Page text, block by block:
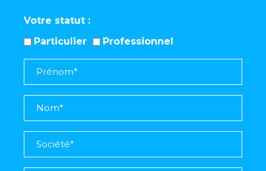
Votre statut
Particulier
Professionnel